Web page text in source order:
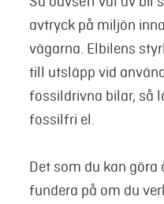
avtryck på miljön
vägarna. Elbilens
till utsläpp vid
fossildrivna bilar, så
fossilfri el.
Det som du kan göra
fundera på om du